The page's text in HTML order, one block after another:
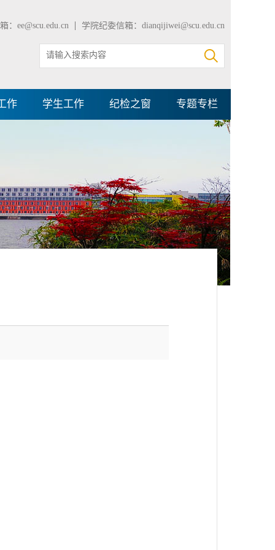
：ee@scu.edu.cn 学院纪委信箱：dianqijiwei@scu.edu.cn
作 学生工作 纪检之窗 专题专栏